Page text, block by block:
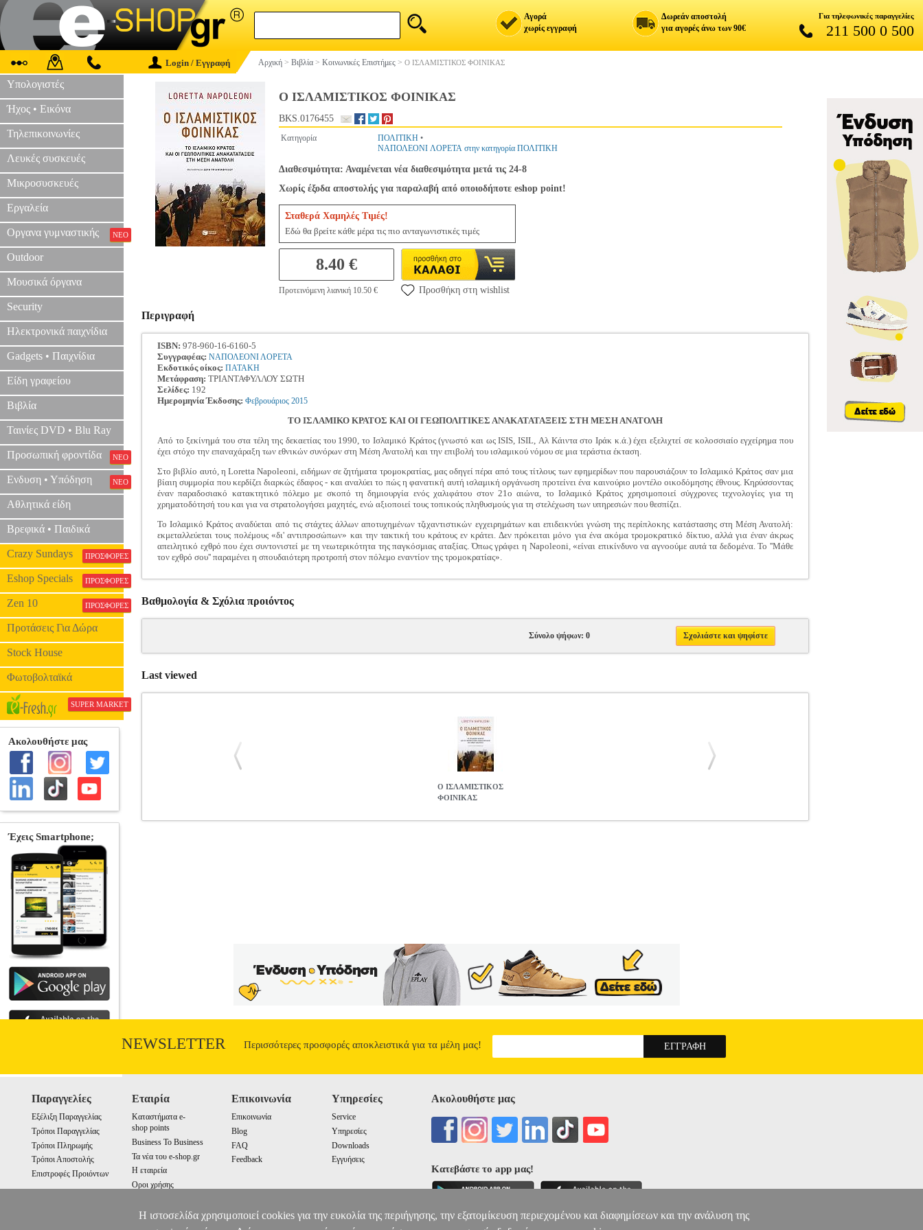
Αγορά
χωρίς εγγραφή
Δωρεάν αποστολή
για αγορές άνω των 90€
Για τηλεφωνικές παραγγελίες
211 500 0 500
Login / Εγγραφή Αρχική > Βιβλία > Κοινωνικές Επιστήμες > Ο ΙΣΛΑΜΙΣΤΙΚΟΣ ΦΟΙΝΙΚΑΣ
Υπολογιστές
Ήχος • Εικόνα
Τηλεπικοινωνίες
Λευκές συσκευές
Μικροσυσκευές
Εργαλεία
Οργανα γυμναστικής ΝΕΟ
Outdoor
Μουσικά όργανα
Security
Ηλεκτρονικά παιχνίδια
Gadgets • Παιχνίδια
Είδη γραφείου
Βιβλία
Ταινίες DVD • Blu Ray
Προσωπική φροντίδα ΝΕΟ
Ενδυση • Υπόδηση ΝΕΟ
Αθλητικά είδη
Βρεφικά • Παιδικά
Crazy Sundays ΠΡΟΣΦΟΡΕΣ
Eshop Specials ΠΡΟΣΦΟΡΕΣ
Zen 10 ΠΡΟΣΦΟΡΕΣ
Προτάσεις Για Δώρα
Stock House
Φωτοβολταϊκά
SUPER MARKET
Ο ΙΣΛΑΜΙΣΤΙΚΟΣ ΦΟΙΝΙΚΑΣ
BKS.0176455
Κατηγορία ΠΟΛΙΤΙΚΗ •
ΝΑΠΟΛΕΟΝΙ ΛΟΡΕΤΑ στην κατηγορία ΠΟΛΙΤΙΚΗ
Διαθεσιμότητα: Αναμένεται νέα διαθεσιμότητα μετά τις 24-8
Χωρίς έξοδα αποστολής για παραλαβή από οποιοδήποτε eshop point!
Σταθερά Χαμηλές Τιμές!
Εδώ θα βρείτε κάθε μέρα τις πιο ανταγωνιστικές τιμές
8.40 €
Προτεινόμενη λιανική 10.50 € Προσθήκη στη wishlist
Περιγραφή
ISBN: 978-960-16-6160-5
Συγγραφέας: ΝΑΠΟΛΕΟΝΙ ΛΟΡΕΤΑ
Εκδοτικός οίκος: ΠΑΤΑΚΗ
Μετάφραση: ΤΡΙΑΝΤΑΦΥΛΛΟΥ ΣΩΤΗ
Σελίδες: 192
Ημερομηνία Έκδοσης: Φεβρουάριος 2015
ΤΟ ΙΣΛΑΜΙΚΟ ΚΡΑΤΟΣ ΚΑΙ ΟΙ ΓΕΩΠΟΛΙΤΙΚΕΣ ΑΝΑΚΑΤΑΤΑΞΕΙΣ ΣΤΗ ΜΕΣΗ ΑΝΑΤΟΛΗ
Από το ξεκίνημά του στα τέλη της δεκαετίας του 1990, το Ισλαμικό Κράτος (γνωστό και ως ISIS, ISIL, Αλ Κάιντα στο Ιράκ κ.ά.) έχει εξελιχτεί σε κολοσσιαίο εγχείρημα που
έχει στόχο την επαναχάραξη των εθνικών συνόρων στη Μέση Ανατολή και την επιβολή του ισλαμικού νόμου σε μια τεράστια έκταση.
Στο βιβλίο αυτό, η Loretta Napoleoni, ειδήμων σε ζητήματα τρομοκρατίας, μας οδηγεί πέρα από τους τίτλους των εφημερίδων που παρουσιάζουν το Ισλαμικό Κράτος σαν μια
βίαιη συμμορία που κερδίζει διαρκώς έδαφος - και αναλύει το πώς η φανατική αυτή ισλαμική οργάνωση προτείνει ένα καινούριο μοντέλο οικοδόμησης έθνους. Κηρύσσοντας
έναν παραδοσιακό κατακτητικό πόλεμο με σκοπό τη δημιουργία ενός χαλιφάτου στον 21ο αιώνα, το Ισλαμικό Κράτος χρησιμοποιεί σύγχρονες τεχνολογίες για τη
χρηματοδότησή του και για να στρατολογήσει μαχητές, ενώ αξιοποιεί τους τοπικούς πληθυσμούς για τη στελέχωση των υπηρεσιών που θεσπίζει.
Το Ισλαμικό Κράτος αναδύεται από τις στάχτες άλλων αποτυχημένων τζιχαντιστικών εγχειρημάτων και επιδεικνύει γνώση της περίπλοκης κατάστασης στη Μέση Ανατολή:
εκμεταλλεύεται τους πολέμους «δι' αντιπροσώπων» και την τακτική του κράτους εν κράτει. Δεν πρόκειται μόνο για ένα ακόμα τρομοκρατικό δίκτυο, αλλά για έναν άκρως
απειλητικό εχθρό που έχει συντονιστεί με τη νεωτερικότητα της παγκόσμιας αταξίας. Όπως γράφει η Napoleoni, «είναι επικίνδυνο να αγνοούμε αυτά τα δεδομένα. Το ''Μάθε
τον εχθρό σου'' παραμένει η σπουδαιότερη προτροπή στον πόλεμο εναντίον της τρομοκρατίας».
Βαθμολογία & Σχόλια προιόντος
Σύνολο ψήφων: 0 Σχολιάστε και ψηφίστε
Last viewed
Ο ΙΣΛΑΜΙΣΤΙΚΟΣ
ΦΟΙΝΙΚΑΣ
τζιχαντιστικών εγχειρημάτων και επιδεικνύει γνώση της περίπλοκης κατάστασης στη Μέση Ανατολή: εκμεταλλεύεται τους πολέμους «δι' αντιπροσώπων» και
την τακτική του κράτους εν κράτει. Δεν πρόκειται μόνο για ένα ακόμα τρομοκρατικό δίκτυο, αλλά για έναν άκρως απειλητικό εχθρό που έχει συντονιστεί με τη
νεωτερικότητα της παγκόσμιας αταξίας. Όπως γράφει η Napoleoni, «είναι επικίνδυνο να αγνοούμε αυτά τα δεδομένα. Το ''Μάθε τον εχθρό σου'' παραμένει η
σπουδαιότερη προτροπή στον πόλεμο εναντίον της τρομοκρατίας».Ο ΙΣΛΑΜΙΣΤΙΚΟΣ ΦΟΙΝΙΚΑΣ
NEWSLETTER Περισσότερες προσφορές αποκλειστικά για τα μέλη μας!
Παραγγελίες
Εξέλιξη Παραγγελίας
Τρόποι Παραγγελίας
Τρόποι Πληρωμής
Τρόποι Αποστολής
Επιστροφές Προιόντων
Εταιρία
Καταστήματα e-
shop points
Business To Business
Τα νέα του e-shop.gr
Η εταιρεία
Οροι χρήσης
Επικοινωνία
Επικοινωνία
Blog
FAQ
Feedback
Υπηρεσίες
Service
Υπηρεσίες
Downloads
Εγγυήσεις
Ακολουθήστε μας
Κατεβάστε το app μας!
Η ιστοσελίδα χρησιμοποιεί cookies για την ευκολία της περιήγησης, την εξατομίκευση περιεχομένου και διαφημίσεων και την ανάλυση της